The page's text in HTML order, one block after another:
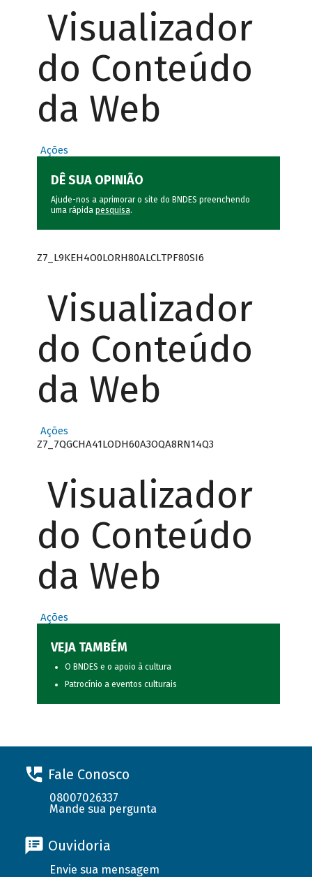
Visualizador
do Conteúdo
da Web
Ações
DÊ SUA OPINIÃO
Ajude-nos a aprimorar o site do BNDES preenchendo
uma rápida pesquisa.
Z7_L9KEH4O0LORH80ALCLTPF80SI6
Visualizador
do Conteúdo
da Web
Ações
Z7_7QGCHA41LODH60A3OQA8RN14Q3
Visualizador
do Conteúdo
da Web
Ações
VEJA TAMBÉM
O BNDES e o apoio à cultura
Patrocínio a eventos culturais
Fale Conosco
08007026337
Mande sua pergunta
Ouvidoria
Envie sua mensagem